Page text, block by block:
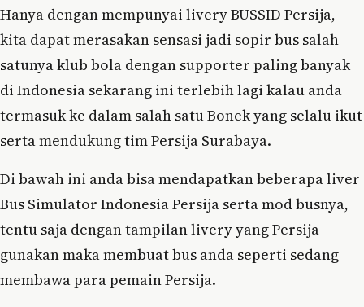
Hanya dengan mempunyai livery BUSSID Persija,
kita dapat merasakan sensasi jadi sopir bus salah
satunya klub bola dengan supporter paling banyak
di Indonesia sekarang ini terlebih lagi kalau anda
termasuk ke dalam salah satu Bonek yang selalu ikut
serta mendukung tim Persija Surabaya.
Di bawah ini anda bisa mendapatkan beberapa liver
Bus Simulator Indonesia Persija serta mod busnya,
tentu saja dengan tampilan livery yang Persija
gunakan maka membuat bus anda seperti sedang
membawa para pemain Persija.